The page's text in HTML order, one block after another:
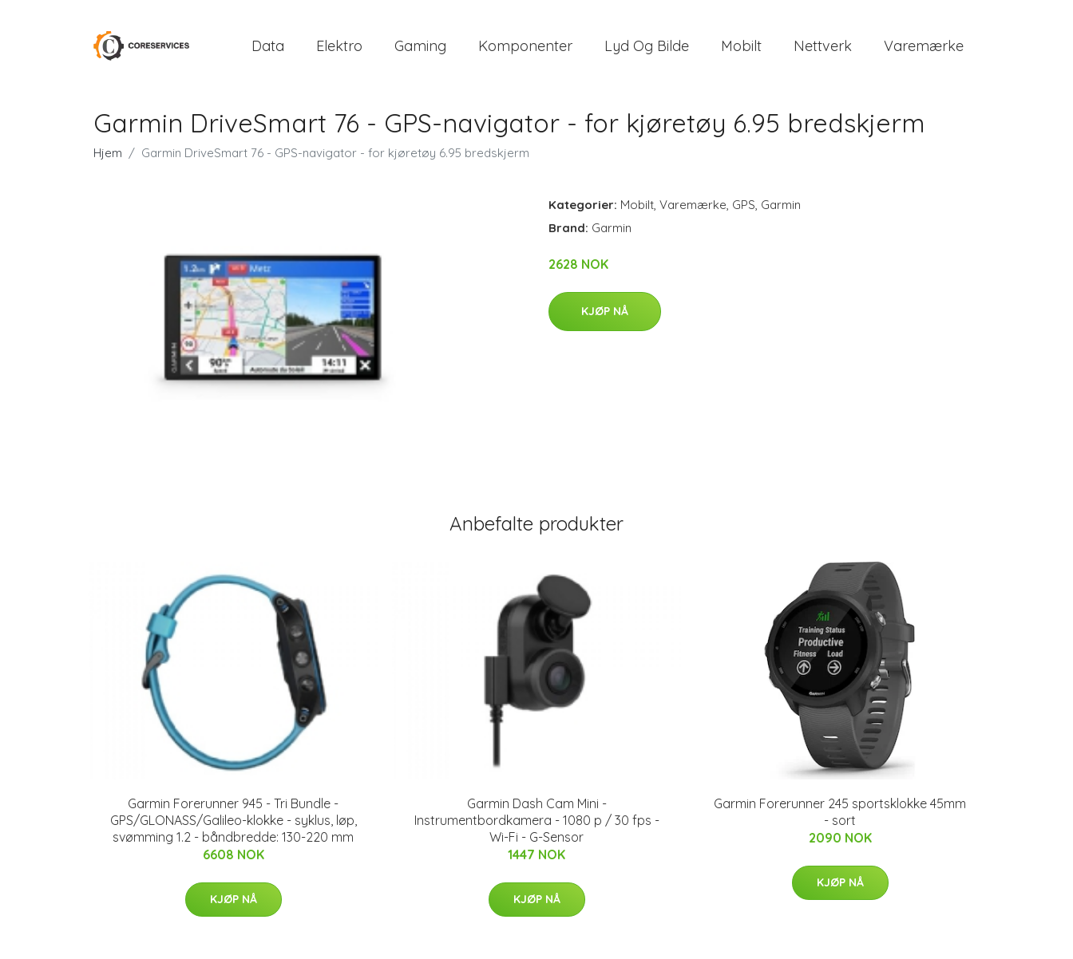
Data Elektro Gaming Komponenter Lyd Og Bilde Mobilt Nettverk Varemærke
Garmin DriveSmart 76 - GPS-navigator - for kjøretøy 6.95 bredskjerm
Hjem Garmin DriveSmart 76 - GPS-navigator - for kjøretøy 6.95 bredskjerm
Kategorier: Mobilt, Varemærke, GPS, Garmin
Brand: Garmin
2628 NOK
KJØP NÅ
Anbefalte produkter
Garmin Forerunner 945 - Tri Bundle -
GPS/GLONASS/Galileo-klokke - syklus, løp,
svømming 1.2 - båndbredde: 130-220 mm
6608 NOK
KJØP NÅ
Garmin Dash Cam Mini -
Instrumentbordkamera - 1080 p / 30 fps -
Wi-Fi - G-Sensor
1447 NOK
KJØP NÅ
Garmin Forerunner 245 sportsklokke 45mm
- sort
2090 NOK
KJØP NÅ